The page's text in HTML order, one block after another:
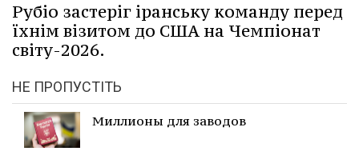
Рубіо застеріг іранську команду перед
їхнім візитом до США на Чемпіонат
світу-2026.
НЕ ПРОПУСТІТЬ
Миллионы для заводов